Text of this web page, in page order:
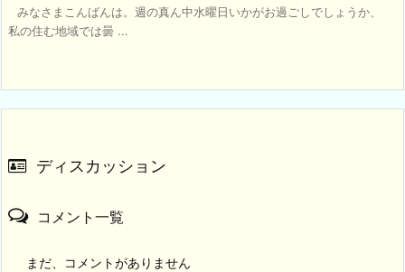
みなさまこんばんは。週の真ん中水曜日いかがお過ごしでしょうか、
私の住む地域では曇 ...
ディスカッション
コメント一覧
まだ、コメントがありません